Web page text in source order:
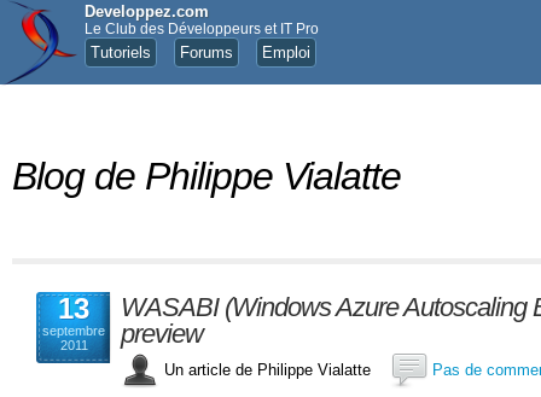
Developpez.com
Le Club des Développeurs et IT Pro
Tutoriels Forums Emploi
Blog de Philippe Vialatte
13
septembre
2011
WASABI (Windows Azure Autoscaling
preview
Un article de Philippe Vialatte Pas de